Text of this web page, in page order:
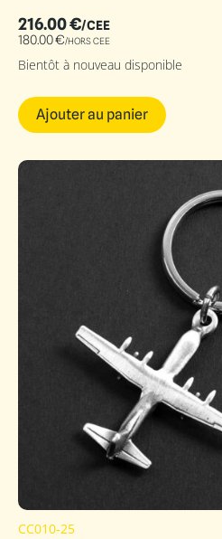
216.00€/CEE
180.00€/HORS CEE
Bientôt à nouveau disponible
Ajouter au panier
CC010-25